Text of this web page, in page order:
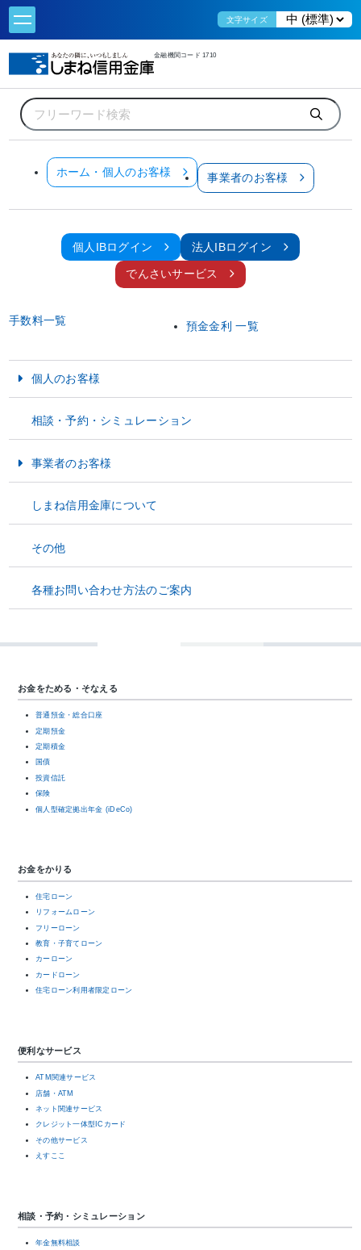
文字サイズ
金融機関コード 1710
ホーム・個人のお客様 事業者のお客様
個人IBログイン 法人IBログイン
でんさいサービス
手数料一覧 預金金利 一覧
個人のお客様
お金をためる・そなえる
お金をかりる
相談・予約・シミュレーション
事業者のお客様
資金運用
資金調達
経営サポート
しまね信用金庫について
その他
各種お問い合わせ方法のご案内
ホーム 便利なサービス ネット関連サービス
利用者ログイン
サービスのご案内 ご利用までの流れ
ご利用環境について
資料ダウンロード
インターネットバンキングを安全にご利用いただくために
法人インターネットバンキングの操作体験ができます。実際のお取引はできませ
操作体験版
お金をためる・そなえる
普通預金・総合口座
定期預金
定期積金
国債
投資信託
保険
個人型確定拠出年金 (iDeCo)
お金をかりる
住宅ローン
リフォームローン
フリーローン
教育・子育てローン
カーローン
カードローン
住宅ローン利用者限定ローン
便利なサービス
ATM関連サービス
店舗・ATM
ネット関連サービス
クレジット一体型ICカード
その他サービス
えすここ
相談・予約・シミュレーション
年金無料相談